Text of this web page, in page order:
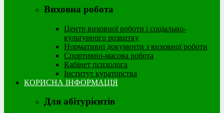
Виховна робота
Центр виховної роботи і соціально-
культурного розвитку
Нормативні документи з виховної роботи
Спортивно-масова робота
Кабінет психолога
Інститут кураторства
КОРИСНА ІНФОРМАЦІЯ
Для абітурієнтів